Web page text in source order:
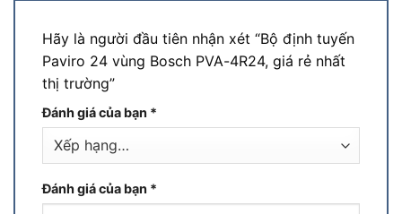
Hãy là người đầu tiên nhận xét “Bộ định tuyến
Paviro 24 vùng Bosch PVA-4R24, giá rẻ nhất
thị trường”
Đánh giá của bạn *
Đánh giá của bạn *